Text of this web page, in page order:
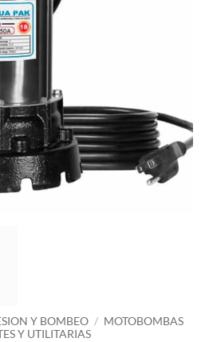
Y BOMBEO / MOTOBOMBAS
Y UTILITARIAS